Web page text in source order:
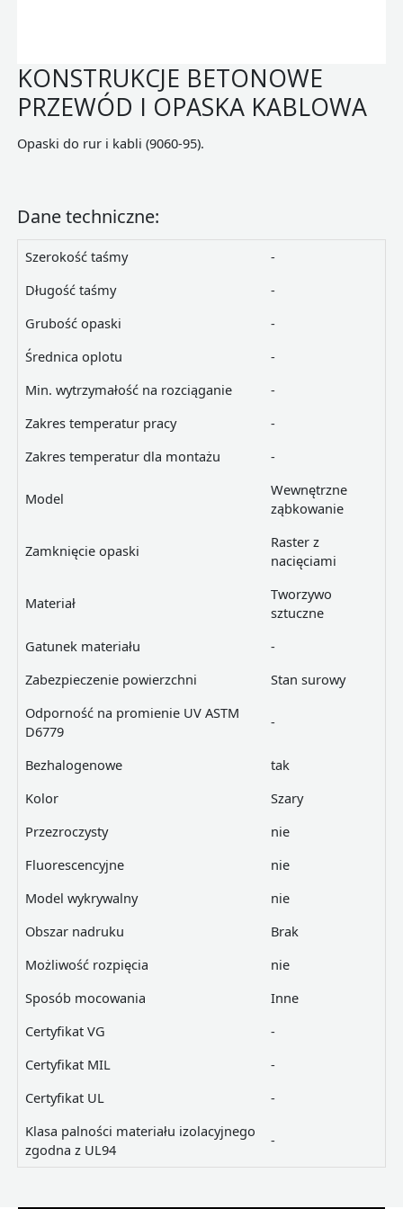
KONSTRUKCJE BETONOWE
PRZEWÓD I OPASKA KABLOWA
Opaski do rur i kabli (9060-95).
Dane techniczne:
Szerokość taśmy
-
Długość taśmy
-
Grubość opaski
-
Średnica oplotu
-
Min. wytrzymałość na rozciąganie
-
Zakres temperatur pracy
-
Zakres temperatur dla montażu
-
Model
Wewnętrzne
ząbkowanie
Zamknięcie opaski
Raster z
nacięciami
Materiał
Tworzywo
sztuczne
Gatunek materiału
-
Zabezpieczenie powierzchni
Stan surowy
Odporność na promienie UV ASTM
D6779
-
Bezhalogenowe
tak
Kolor
Szary
Przezroczysty
nie
Fluorescencyjne
nie
Model wykrywalny
nie
Obszar nadruku
Brak
Możliwość rozpięcia
nie
Sposób mocowania
Inne
Certyfikat VG
-
Certyfikat MIL
-
Certyfikat UL
-
Klasa palności materiału izolacyjnego
zgodna z UL94
-